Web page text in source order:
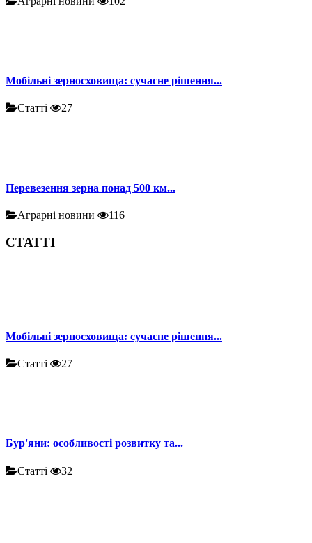
Мобільні зерносховища: сучасне рішення...
Статті 27
Перевезення зерна понад 500 км...
Аграрні новини 116
СТАТТІ
Мобільні зерносховища: сучасне рішення...
Статті 27
Бур'яни: особливості розвитку та...
Статті 32